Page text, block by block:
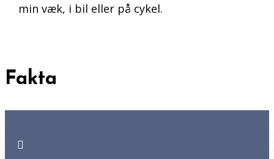
min væk, i bil eller på cykel.
Fakta
